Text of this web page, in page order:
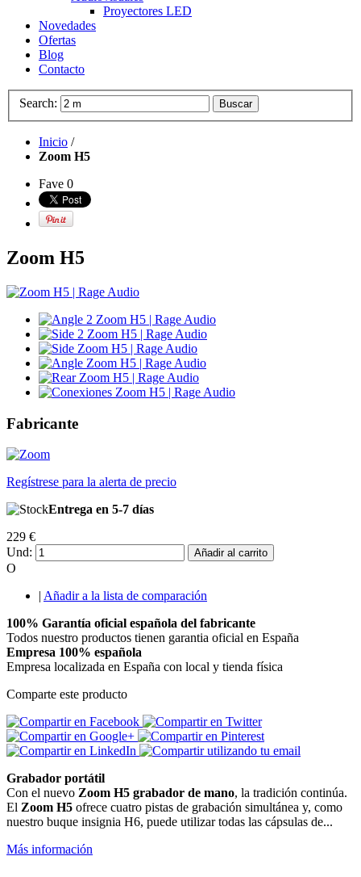
Proyectores LED
Novedades
Ofertas
Blog
Contacto
Search: Buscar
Inicio /
Zoom H5
Fave 0
Zoom H5
Fabricante
Regístrese para la alerta de precio
Entrega en 5-7 días
229 €
Und:
Añadir al carrito
O
| Añadir a la lista de comparación
100% Garantía oficial española del fabricante
Todos nuestro productos tienen garantia oficial en España
Empresa 100% española
Empresa localizada en España con local y tienda física
Comparte este producto
Grabador portátil
Con el nuevo Zoom H5 grabador de mano, la tradición continúa.
El Zoom H5 ofrece cuatro pistas de grabación simultánea y, como
nuestro buque insignia H6, puede utilizar todas las cápsulas de...
Más información